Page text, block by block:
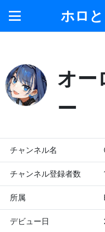
ホロ
オー
ー
チャンネル名
チャンネル登録者数
所属
デビュー日